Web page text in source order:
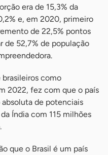
era de 15,3% da
e, em 2020, primeiro
de 22,5% pontos
de 52,7% de população
brasileiros como
2022, fez com que o país
absoluta de potenciais
Índia com 115 milhões
que o Brasil é um país